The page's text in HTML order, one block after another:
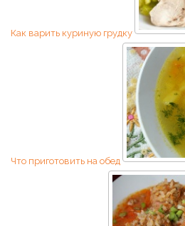
Как варить куриную грудку
Что приготовить на обед